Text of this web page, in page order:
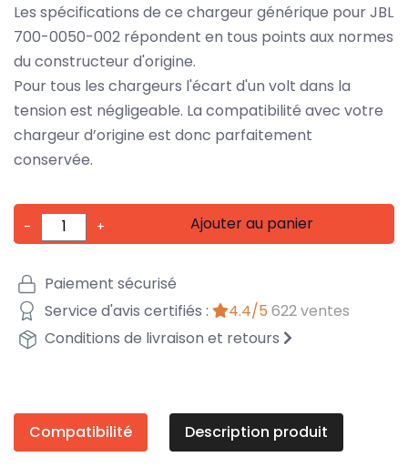
Les spécifications de ce chargeur générique pour JBL
700-0050-002 répondent en tous points aux normes
du constructeur d'origine.
Pour tous les chargeurs l'écart d'un volt dans la
tension est négligeable. La compatibilité avec votre
chargeur d’origine est donc parfaitement
conservée.
- + Ajouter au panier
Paiement sécurisé
Service d'avis certifiés :
4.4/5 622 ventes
Conditions de livraison et retours
Compatibilité Description produit